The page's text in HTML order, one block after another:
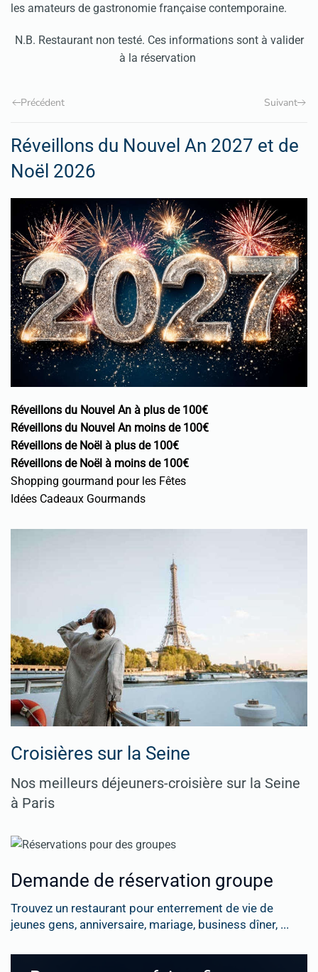
les amateurs de gastronomie française contemporaine.
N.B. Restaurant non testé. Ces informations sont à valider
à la réservation
Précédent Suivant
Réveillons du Nouvel An 2027 et de
Noël 2026
Réveillons du Nouvel An à plus de 100€
Réveillons du Nouvel An moins de 100€
Réveillons de Noël à plus de 100€
Réveillons de Noël à moins de 100€
Shopping gourmand pour les Fêtes
Idées Cadeaux Gourmands
Croisières sur la Seine
Nos meilleurs déjeuners-croisière sur la Seine
à Paris
Demande de réservation groupe
Trouvez un restaurant pour enterrement de vie de
jeunes gens, anniversaire, mariage, business dîner, ...